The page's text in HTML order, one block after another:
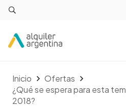
Inicio
Ofertas
¿Qué se espera para esta
2018?